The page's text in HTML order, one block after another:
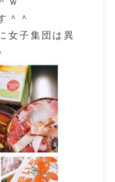
＾＾
女子集団は異